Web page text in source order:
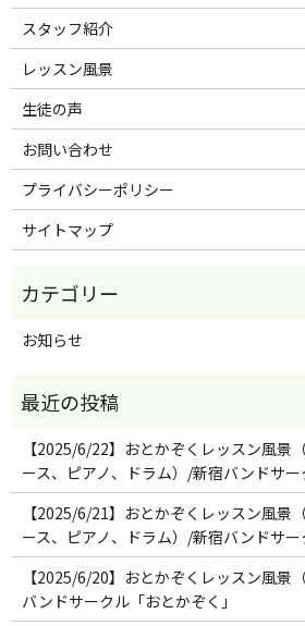
スタッフ紹介
レッスン風景
生徒の声
お問い合わせ
プライバシーポリシー
サイトマップ
お知らせ
【2025/6/22】おとかぞくレッスン風景
ース、ピアノ、ドラム）/新宿バンドサー
【2025/6/21】おとかぞくレッスン風景
ース、ピアノ、ドラム）/新宿バンドサー
【2025/6/20】おとかぞくレッスン風景
バンドサークル「おとかぞく」